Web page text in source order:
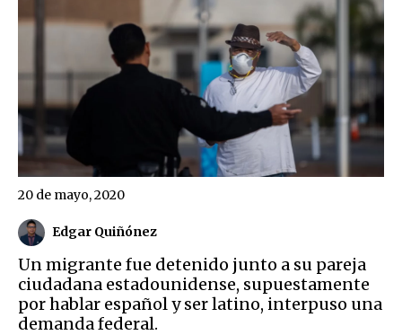
Edgar Quiñónez
20 de mayo, 2020
Un migrante fue detenido junto a su pareja
ciudadana estadounidense, supuestamente
por hablar español y ser latino, interpuso una
demanda federal.